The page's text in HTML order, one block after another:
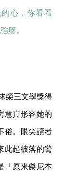
心，你看看
呀。
榮三文學獎得
慧真形容她的
俗。眼尖讀者
此起彼落的驚
「原來傑尼本